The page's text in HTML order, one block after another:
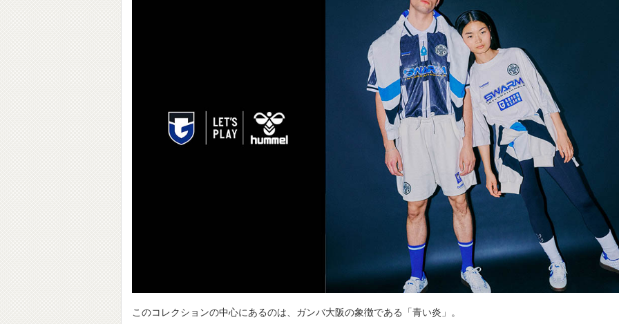
このコレクションの中心にあるのは、ガンバ大阪の象徴である「青い炎」。